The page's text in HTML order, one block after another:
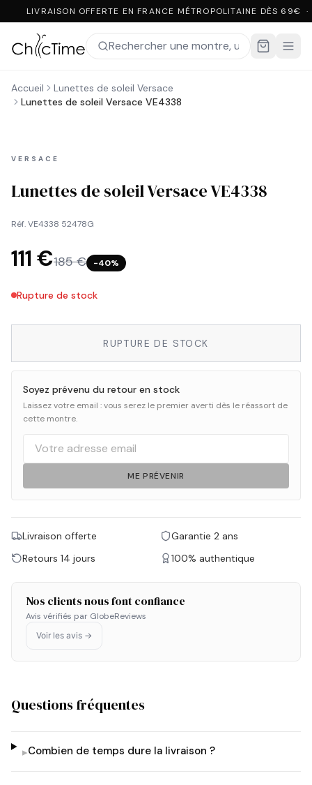
LIVRAISON OFFERTE EN FRANCE MÉTROPOLITAINE DÈS 69€
Accueil
Lunettes de soleil Versace
Lunettes de soleil Versace VE4338
VERSACE
Lunettes de soleil Versace VE4338
Réf.VE4338 52478G
111 €185 € −40%
Rupture de stock
RUPTURE DE STOCK
Soyez prévenu du retour en stock
Laissez votre email : vous serez le premier averti dès le réassort de
cette montre.
ME PRÉVENIR
Livraison offerte
Garantie 2 ans
Retours 14 jours
100% authentique
Nos clients nous font confiance
Avis vérifiés par GlobeReviews
Voir les avis →
Questions fréquentes
▸Combien de temps dure la livraison ?